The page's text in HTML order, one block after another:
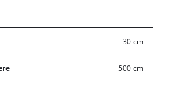
nou, intact, masina de tuns iarba
curat si complet.
30 cm
500 cm